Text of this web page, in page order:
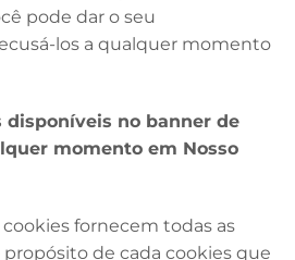
pode dar o seu
los a qualquer momento
disponíveis no banner de
momento em Nosso
fornecem todas as
de cada cookies que